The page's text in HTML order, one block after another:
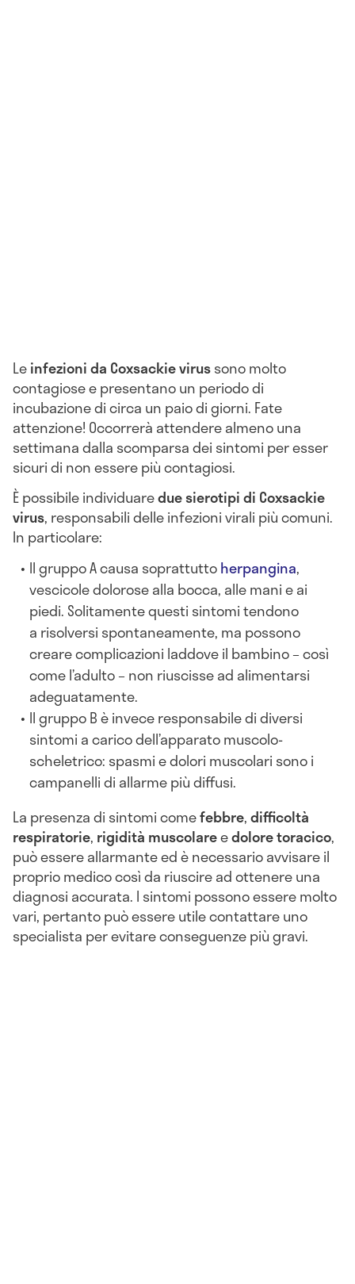
Leinfezioni da Coxsackie virussono molto
contagiose e presentano un periodo di
incubazione di circa un paio di giorni. Fate
attenzione! Occorrerà attendere almeno una
settimana dalla scomparsa dei sintomi per esser
sicuri di non essere più contagiosi.
È possibile individuaredue sierotipi di Coxsackie
virus, responsabili delle infezioni virali più comuni.
In particolare:
Il gruppo A causa soprattuttoherpangina,
vescicole dolorose alla bocca, alle mani e ai
piedi. Solitamente questi sintomi tendono
a risolversi spontaneamente, ma possono
creare complicazioni laddove il bambino – così
come l’adulto – non riuscisse ad alimentarsi
adeguatamente.
Il gruppo B è invece responsabile di diversi
sintomi a carico dell’apparato muscolo-
scheletrico: spasmi e dolori muscolari sono i
campanelli di allarme più diffusi.
La presenza di sintomi comefebbre,difficoltà
respiratorie, rigidità muscolareedolore toracico,
può essere allarmante ed è necessario avvisare il
proprio medico così da riuscire ad ottenere una
diagnosi accurata. I sintomi possono essere molto
vari, pertanto può essere utile contattare uno
specialista per evitare conseguenze più gravi.